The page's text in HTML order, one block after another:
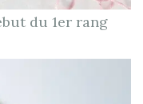
du 1er rang